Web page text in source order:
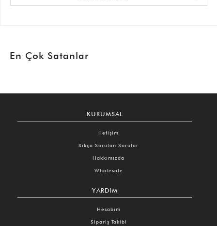
En Çok Satanlar
KURUMSAL
İletişim
Sıkça Sorulan Sorular
Hakkımızda
Wholesale
YARDIM
Hesabım
Sipariş Takibi